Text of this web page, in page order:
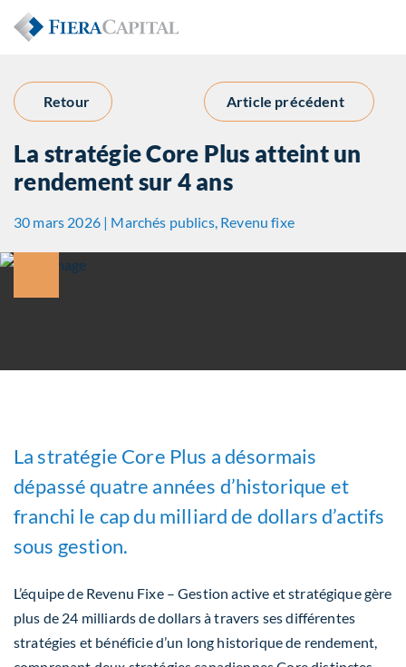
Retour
La stratégie Core Plus atteint un
rendement sur 4 ans
30 mars 2026 | Marchés publics, Revenu fixe
Article précédent
La stratégie Core Plus a désormais
dépassé quatre années d’historique et
franchi le cap du milliard de dollars d’actifs
sous gestion.
L’équipe de Revenu Fixe – Gestion active et stratégique gère
plus de 24 milliards de dollars à travers ses différentes
stratégies et bénéficie d’un long historique de rendement,